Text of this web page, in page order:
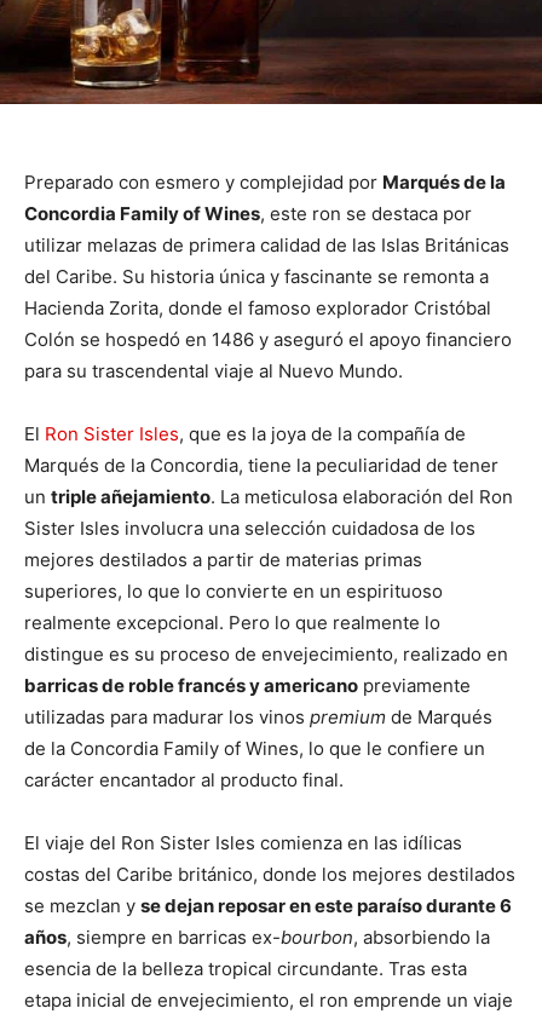
Preparado con esmero y complejidad por Marqués de la
Concordia Family of Wines, este ron se destaca por
utilizar melazas de primera calidad de las Islas Británicas
del Caribe. Su historia única y fascinante se remonta a
Hacienda Zorita, donde el famoso explorador Cristóbal
Colón se hospedó en 1486 y aseguró el apoyo financiero
para su trascendental viaje al Nuevo Mundo.
El Ron Sister Isles, que es la joya de la compañía de
Marqués de la Concordia, tiene la peculiaridad de tener
un triple añejamiento. La meticulosa elaboración del Ron
Sister Isles involucra una selección cuidadosa de los
mejores destilados a partir de materias primas
superiores, lo que lo convierte en un espirituoso
realmente excepcional. Pero lo que realmente lo
distingue es su proceso de envejecimiento, realizado en
barricas de roble francés y americano previamente
utilizadas para madurar los vinos premium de Marqués
de la Concordia Family of Wines, lo que le confiere un
carácter encantador al producto final.
El viaje del Ron Sister Isles comienza en las idílicas
costas del Caribe británico, donde los mejores destilados
se mezclan y se dejan reposar en este paraíso durante 6
años, siempre en barricas ex-bourbon, absorbiendo la
esencia de la belleza tropical circundante. Tras esta
etapa inicial de envejecimiento, el ron emprende un viaje